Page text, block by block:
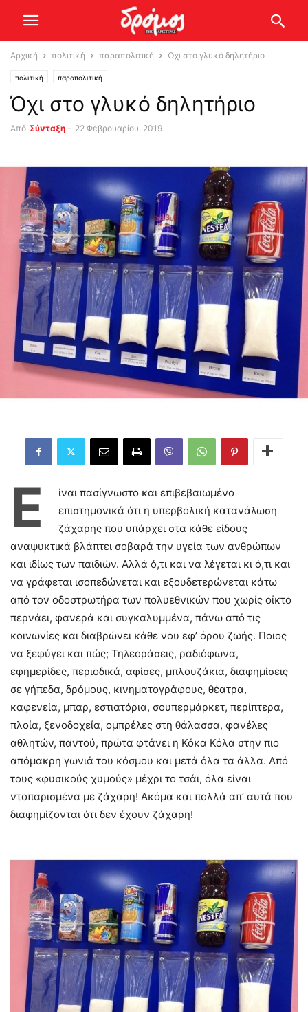
Αρχική πολιτική παραπολιτική Όχι στο γλυκό δηλητήριο
πολιτική παραπολιτική
Όχι στο γλυκό δηλητήριο
Από Σύνταξη - 22 Φεβρουαρίου, 2019
Ε
ίναι πασίγνωστο και επιβεβαιωμένο
επιστημονικά ότι η υπερβολική κατανάλωση
ζάχαρης που υπάρχει στα κάθε είδους
αναψυκτικά βλάπτει σοβαρά την υγεία των ανθρώπων
και ιδίως των παιδιών. Αλλά ό,τι και να λέγεται κι ό,τι και
να γράφεται ισοπεδώνεται και εξουδετερώνεται κάτω
από τον οδοστρωτήρα των πολυεθνικών που χωρίς οίκτο
περνάει, φανερά και συγκαλυμμένα, πάνω από τις
κοινωνίες και διαβρώνει κάθε νου εφ’ όρου ζωής. Ποιος
να ξεφύγει και πώς; Τηλεοράσεις, ραδιόφωνα,
εφημερίδες, περιοδικά, αφίσες, μπλουζάκια, διαφημίσεις
σε γήπεδα, δρόμους, κινηματογράφους, θέατρα,
καφενεία, μπαρ, εστιατόρια, σουπερμάρκετ, περίπτερα,
πλοία, ξενοδοχεία, ομπρέλες στη θάλασσα, φανέλες
αθλητών, παντού, πρώτα φτάνει η Κόκα Κόλα στην πιο
απόμακρη γωνιά του κόσμου και μετά όλα τα άλλα. Από
τους «φυσικούς χυμούς» μέχρι το τσάι, όλα είναι
ντοπαρισμένα με ζάχαρη! Ακόμα και πολλά απ’ αυτά που
διαφημίζονται ότι δεν έχουν ζάχαρη!